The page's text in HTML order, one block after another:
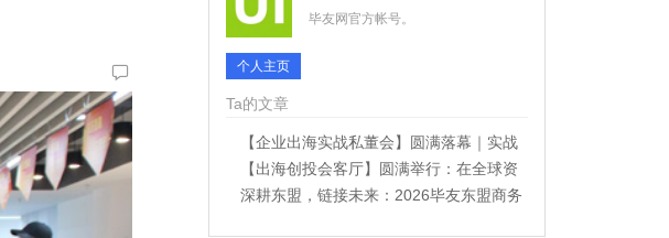
毕友网官方帐号。
个人主页
Ta的文章
【企业出海实战私董会】圆满落幕｜实战
拆解打通企业出海落地路径
【出海创投会客厅】圆满举行：在全球资
产再配置时代，掘金出海股权长期价值
深耕东盟，链接未来：2026毕友东盟商务